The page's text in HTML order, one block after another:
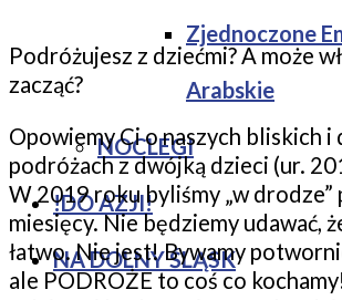
Zjednoczone
Arabskie
NOCLEGI
!DO AZJI!
NA DOLNY ŚLĄSK
Podróżujesz z dziećmi? A może
zacząć?
Opowiemy Ci o naszych bliskich i
podróżach z dwójką dzieci (ur.
W 2019 roku byliśmy „w drodze”
miesięcy. Nie będziemy udawać,
łatwo. Nie jest! Bywamy
ale PODROŻE to coś co